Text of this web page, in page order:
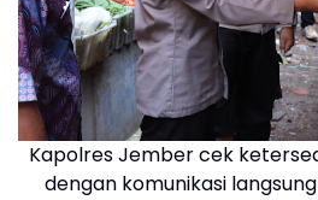
Kapolres Jember cek
dengan komunikasi